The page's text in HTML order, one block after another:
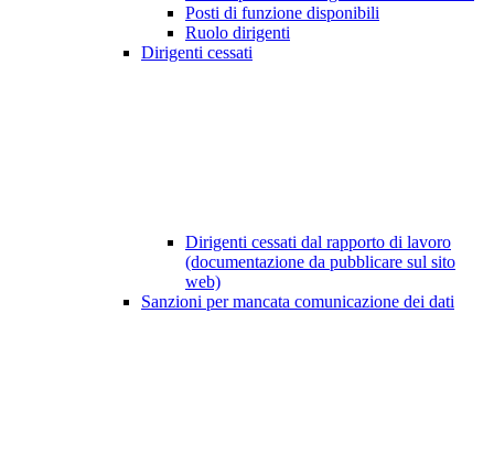
Posti di funzione disponibili
Ruolo dirigenti
Dirigenti cessati
Dirigenti cessati dal rapporto di lavoro
(documentazione da pubblicare sul sito
web)
Sanzioni per mancata comunicazione dei dati